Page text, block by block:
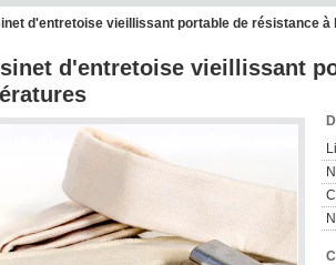
d'entretoise vieillissant portable de résistance à
d'entretoise vieillissant